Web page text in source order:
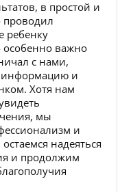
в простой и
проводил
ребенку
важно
с нами,
информацию и
Хотя нам
мы
и
надеяться
и продолжим